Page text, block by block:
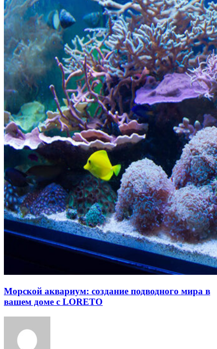
Морской аквариум: создание подводного мира в
вашем доме с LORETO